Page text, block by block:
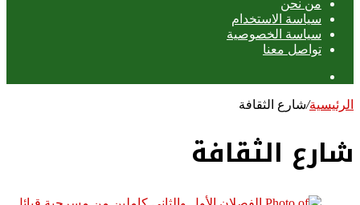
من نحن
سياسة الاستخدام
سياسة الخصوصية
تواصل معنا
الرئيسية/شارع الثقافة
شارع الثقافة